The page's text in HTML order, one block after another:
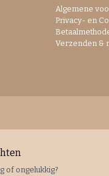
Algemene
Privacy- en
Verzenden &
of ongelukkig?